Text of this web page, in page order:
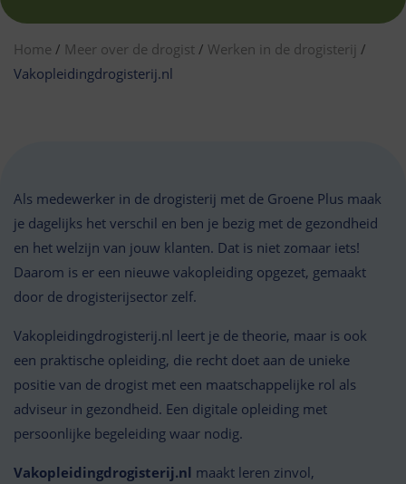
Home / Meer over de drogist / Werken in de drogisterij /
Vakopleidingdrogisterij.nl
Als medewerker in de drogisterij met de Groene Plus maak
je dagelijks het verschil en ben je bezig met de gezondheid
en het welzijn van jouw klanten. Dat is niet zomaar iets!
Daarom is er een nieuwe vakopleiding opgezet, gemaakt
door de drogisterijsector zelf.
Vakopleidingdrogisterij.nl leert je de theorie, maar is ook
een praktische opleiding, die recht doet aan de unieke
positie van de drogist met een maatschappelijke rol als
adviseur in gezondheid. Een digitale opleiding met
persoonlijke begeleiding waar nodig.
Vakopleidingdrogisterij.nl maakt leren zinvol,